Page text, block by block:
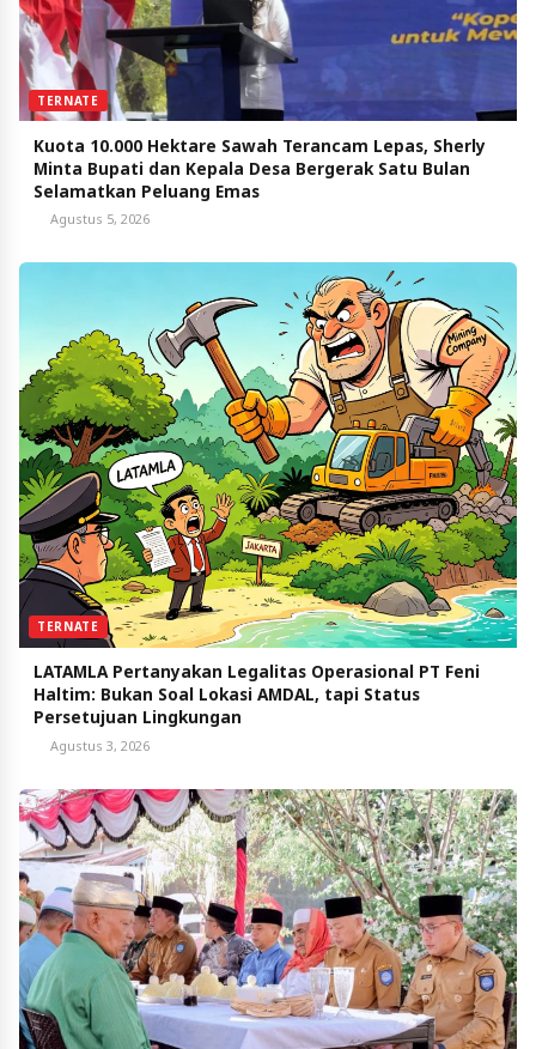
TERNATE
Kuota 10.000 Hektare Sawah Terancam Lepas, Sherly
Minta Bupati dan Kepala Desa Bergerak Satu Bulan
Selamatkan Peluang Emas
Agustus 5, 2026
TERNATE
LATAMLA Pertanyakan Legalitas Operasional PT Feni
Haltim: Bukan Soal Lokasi AMDAL, tapi Status
Persetujuan Lingkungan
Agustus 3, 2026